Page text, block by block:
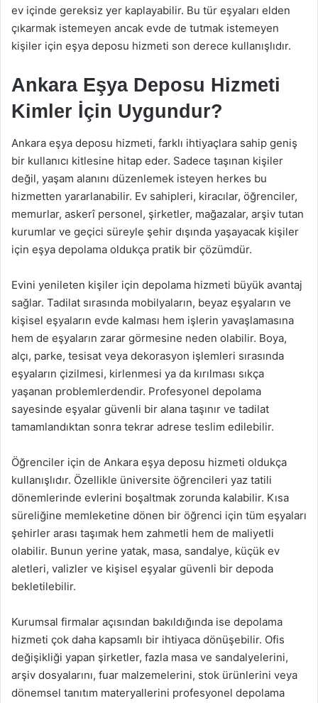
ev içinde gereksiz yer kaplayabilir. Bu tür eşyaları elden
çıkarmak istemeyen ancak evde de tutmak istemeyen
kişiler için eşya deposu hizmeti son derece kullanışlıdır.
Ankara Eşya Deposu Hizmeti
Kimler İçin Uygundur?
Ankara eşya deposu hizmeti, farklı ihtiyaçlara sahip geniş
bir kullanıcı kitlesine hitap eder. Sadece taşınan kişiler
değil, yaşam alanını düzenlemek isteyen herkes bu
hizmetten yararlanabilir. Ev sahipleri, kiracılar, öğrenciler,
memurlar, askerî personel, şirketler, mağazalar, arşiv tutan
kurumlar ve geçici süreyle şehir dışında yaşayacak kişiler
için eşya depolama oldukça pratik bir çözümdür.
Evini yenileten kişiler için depolama hizmeti büyük avantaj
sağlar. Tadilat sırasında mobilyaların, beyaz eşyaların ve
kişisel eşyaların evde kalması hem işlerin yavaşlamasına
hem de eşyaların zarar görmesine neden olabilir. Boya,
alçı, parke, tesisat veya dekorasyon işlemleri sırasında
eşyaların çizilmesi, kirlenmesi ya da kırılması sıkça
yaşanan problemlerdendir. Profesyonel depolama
sayesinde eşyalar güvenli bir alana taşınır ve tadilat
tamamlandıktan sonra tekrar adrese teslim edilebilir.
Öğrenciler için de Ankara eşya deposu hizmeti oldukça
kullanışlıdır. Özellikle üniversite öğrencileri yaz tatili
dönemlerinde evlerini boşaltmak zorunda kalabilir. Kısa
süreliğine memleketine dönen bir öğrenci için tüm eşyaları
şehirler arası taşımak hem zahmetli hem de maliyetli
olabilir. Bunun yerine yatak, masa, sandalye, küçük ev
aletleri, valizler ve kişisel eşyalar güvenli bir depoda
bekletilebilir.
Kurumsal firmalar açısından bakıldığında ise depolama
hizmeti çok daha kapsamlı bir ihtiyaca dönüşebilir. Ofis
değişikliği yapan şirketler, fazla masa ve sandalyelerini,
arşiv dosyalarını, fuar malzemelerini, stok ürünlerini veya
dönemsel tanıtım materyallerini profesyonel depolama